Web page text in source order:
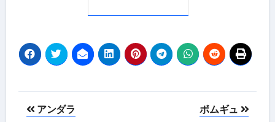
投アンダラ ボムギュ